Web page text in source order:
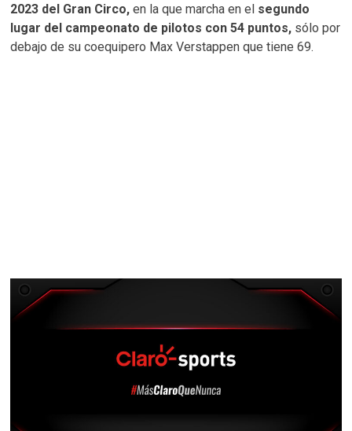
2023 del Gran Circo, en la que marcha en el segundo
lugar del campeonato de pilotos con 54 puntos, sólo por
debajo de su coequipero Max Verstappen que tiene 69.